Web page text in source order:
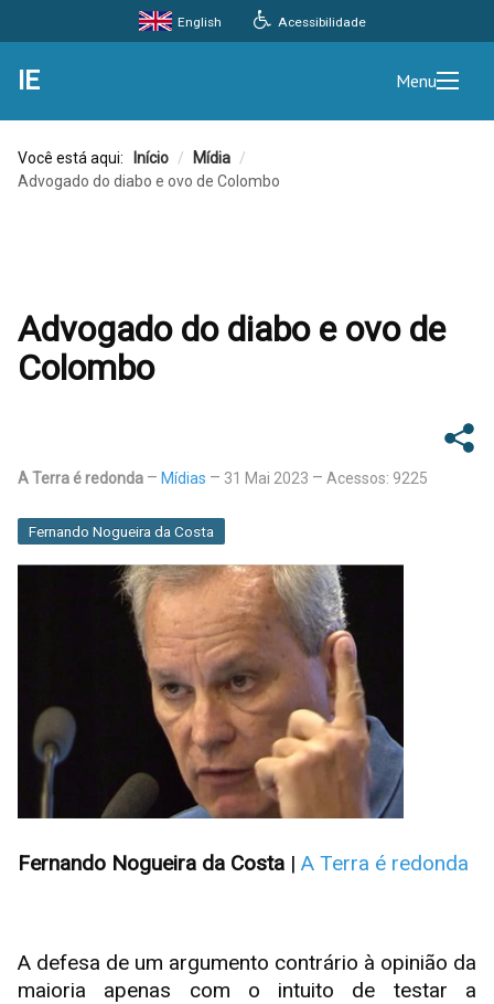
Acessibilidade
English
IE Menu
Você está aqui: Início / Mídia /
Advogado do diabo e ovo de Colombo
Advogado do diabo e ovo de
Colombo
A Terra é redonda Mídias 31 Mai 2023 Acessos: 9225
Fernando Nogueira da Costa
Fernando Nogueira da Costa | A Terra é redonda
A defesa de um argumento contrário à opinião da
maioria apenas com o intuito de testar a